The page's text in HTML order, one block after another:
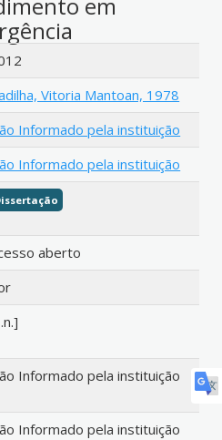
em
Vitoria Mantoan, 1978
Informado pela instituição
Informado pela instituição
aberto
Informado pela instituição
Informado pela instituição